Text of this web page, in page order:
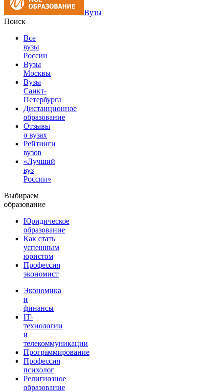
Вузы
Поиск
Все
вузы
России
Вузы
Москвы
Вузы
Санкт-
Петербурга
Дистанционное
образование
Отзывы
о вузах
Рейтинги
вузов
«Лучший
вуз
России»
Выбираем
образование
Юридическое
образование
Как стать
успешным
юристом
Профессия
экономист
Экономика
и
финансы
IT-
технологии
и
телекоммуникации
Программирование
Профессия
психолог
Религиозное
образование